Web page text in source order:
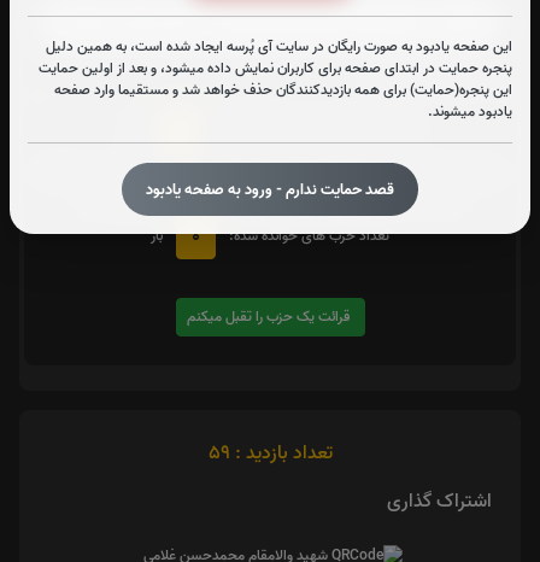
این صفحه یادبود به صورت رایگان در سایت آی پُرسه ایجاد شده است، به همین دلیل
پنجره حمایت در ابتدای صفحه برای کاربران نمایش داده میشود، و بعد از اولین حمایت
این پنجره(حمایت) برای همه بازدیدکنندگان حذف خواهد شد و مستقیما وارد صفحه
یادبود میشوند.
قصد حمایت ندارم - ورود به صفحه یادبود
متن زیارت شهدا
در صورت تمایل با کلیک بر روی دکمه زیر قرائتیک حزبرا تقبل کنید. بعد از کلیک
کردن سامانه شماره و صوت اولین حزب خوانده نشده را نمایش میدهد
تعداد حزب های خوانده شده:
0 بار
قرائت یک حزب را تقبل میکنم
تعداد بازدید : 59
اشتراک گذاری